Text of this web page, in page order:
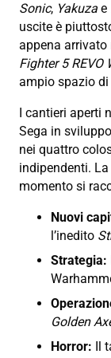
Sonic, Yakuza e
uscite è
appena arrivato
Fighter 5 REVO
ampio spazio
I cantieri aperti
Sega in
nei quattro
indipendenti.
momento si
Nuovi
l’inedito
Strategia:
Golden
Horror: Il